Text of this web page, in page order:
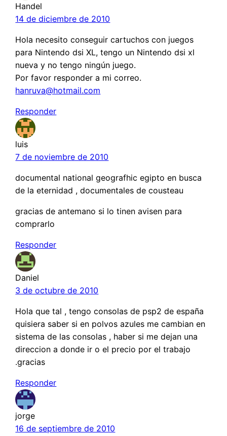
Handel
14 de diciembre de 2010
Hola necesito conseguir cartuchos con juegos
para Nintendo dsi XL, tengo un Nintendo dsi xl
nueva y no tengo ningún juego.
Por favor responder a mi correo.
hanruva@hotmail.com
Responder
luis
7 de noviembre de 2010
documental national geografhic egipto en busca
de la eternidad , documentales de cousteau
gracias de antemano si lo tinen avisen para
comprarlo
Responder
Daniel
3 de octubre de 2010
Hola que tal , tengo consolas de psp2 de españa
quisiera saber si en polvos azules me cambian en
sistema de las consolas , haber si me dejan una
direccion a donde ir o el precio por el trabajo
.gracias
Responder
jorge
16 de septiembre de 2010